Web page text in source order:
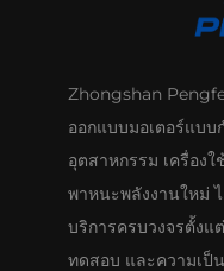
Zhongshan
ออกแบบมอเตอร์แบ
อุตสาหกรรม เครื่อง
พาหนะพลังงานใหม่
บริการครบวงจรตั้ง
ทดสอบ และความเป็